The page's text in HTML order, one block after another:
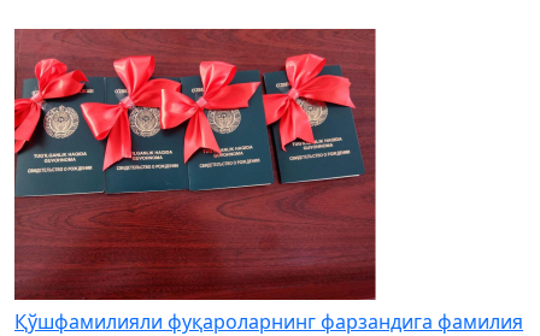
Қўшфамилияли фуқароларнинг фарзандига фамилия